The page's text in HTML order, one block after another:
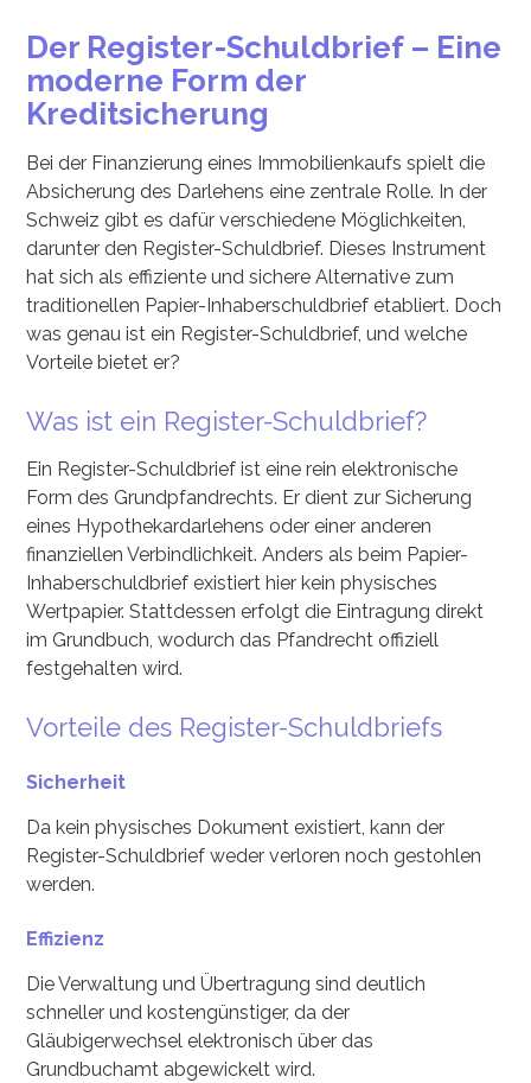
Der Register-Schuldbrief – Eine
moderne Form der
Kreditsicherung
Bei der Finanzierung eines Immobilienkaufs spielt die
Absicherung des Darlehens eine zentrale Rolle. In der
Schweiz gibt es dafür verschiedene Möglichkeiten,
darunter den Register-Schuldbrief. Dieses Instrument
hat sich als effiziente und sichere Alternative zum
traditionellen Papier-Inhaberschuldbrief etabliert. Doch
was genau ist ein Register-Schuldbrief, und welche
Vorteile bietet er?
Was ist ein Register-Schuldbrief?
Ein Register-Schuldbrief ist eine rein elektronische
Form des Grundpfandrechts. Er dient zur Sicherung
eines Hypothekardarlehens oder einer anderen
finanziellen Verbindlichkeit. Anders als beim Papier-
Inhaberschuldbrief existiert hier kein physisches
Wertpapier. Stattdessen erfolgt die Eintragung direkt
im Grundbuch, wodurch das Pfandrecht offiziell
festgehalten wird.
Vorteile des Register-Schuldbriefs
Sicherheit
Da kein physisches Dokument existiert, kann der
Register-Schuldbrief weder verloren noch gestohlen
werden.
Effizienz
Die Verwaltung und Übertragung sind deutlich
schneller und kostengünstiger, da der
Gläubigerwechsel elektronisch über das
Grundbuchamt abgewickelt wird.